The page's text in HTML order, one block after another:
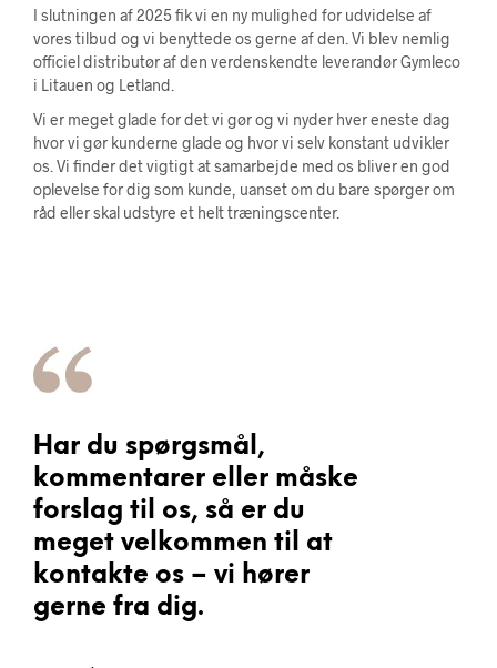
I slutningen af 2025 fik vi en ny mulighed for udvidelse af
vores tilbud og vi benyttede os gerne af den. Vi blev nemlig
officiel distributør af den verdenskendte leverandør Gymleco
i Litauen og Letland.
Vi er meget glade for det vi gør og vi nyder hver eneste dag
hvor vi gør kunderne glade og hvor vi selv konstant udvikler
os. Vi finder det vigtigt at samarbejde med os bliver en god
oplevelse for dig som kunde, uanset om du bare spørger om
råd eller skal udstyre et helt træningscenter.
Har du spørgsmål,
kommentarer eller måske
forslag til os, så er du
meget velkommen til at
kontakte os – vi hører
gerne fra dig.